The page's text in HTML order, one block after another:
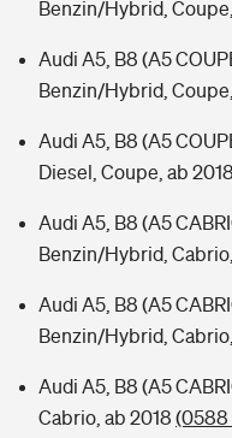
Benzin/Hybrid,
Audi A5, B8 (A5
Benzin/Hybrid,
Audi A5, B8 (A5
Diesel, Coupe, ab 2018
Audi A5, B8 (A5
Benzin/Hybrid,
Audi A5, B8 (A5
Benzin/Hybrid,
Audi A5, B8 (A5
Cabrio, ab 2018 (0588